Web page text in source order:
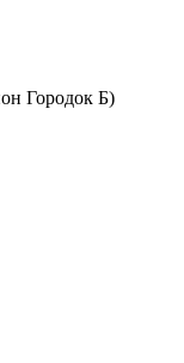
Городок Б)